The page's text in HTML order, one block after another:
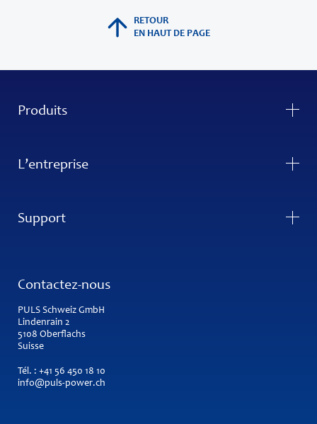
RETOUR
EN HAUT DE PAGE
Produits
L’entreprise
Support
Contactez-nous
PULS Schweiz GmbH
Lindenrain 2
5108 Oberflachs
Suisse
Tél. : +41 56 450 18 10
info@puls-power.ch